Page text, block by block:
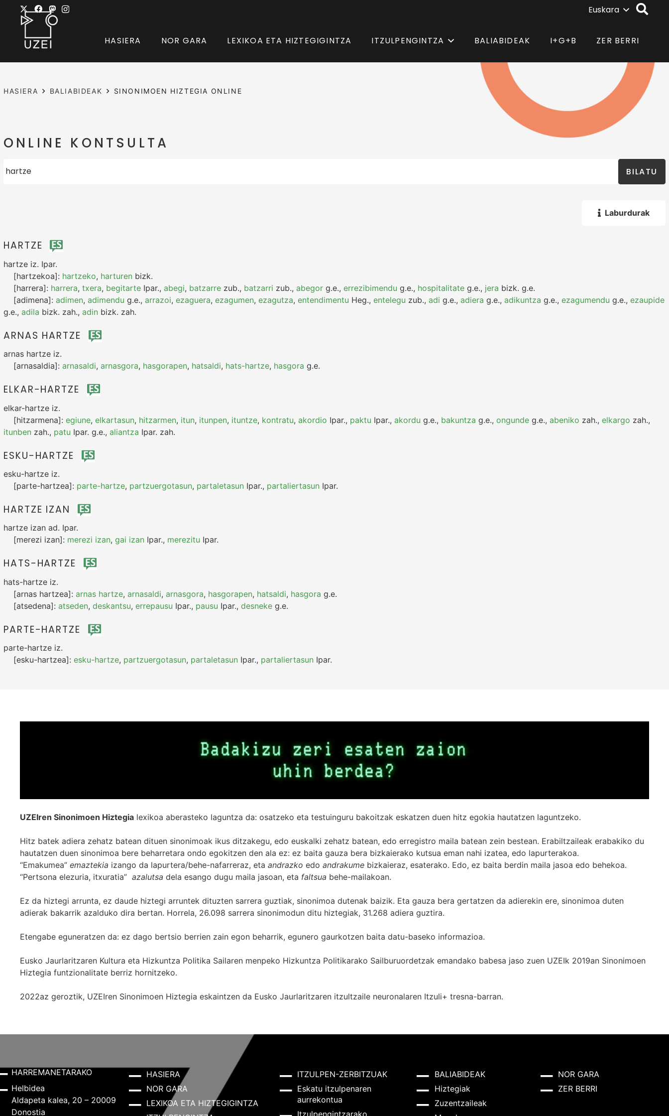
Euskara
HASIERA NOR GARA LEXIKOA ETA HIZTEGIGINTZA ITZULPENGINTZA BALIABIDEAK I+G+B ZER BERRI
HASIERA BALIABIDEAK SINONIMOEN HIZTEGIA ONLINE
ONLINE KONTSULTA
BILATU
Laburdurak
HARTZE
hartze iz. Ipar.
[hartzekoa]: hartzeko, harturen bizk.
[harrera]: harrera, txera, begitarte Ipar., abegi, batzarre zub., batzarri zub., abegor g.e., errezibimendu g.e., hospitalitate g.e., jera bizk. g.e.
[adimena]: adimen, adimendu g.e., arrazoi, ezaguera, ezagumen, ezagutza, entendimentu Heg., entelegu zub., adi g.e., adiera g.e., adikuntza g.e., ezagumendu g.e., ezaupide
g.e., adila bizk. zah., adin bizk. zah.
ARNAS HARTZE
arnas hartze iz.
[arnasaldia]: arnasaldi, arnasgora, hasgorapen, hatsaldi, hats-hartze, hasgora g.e.
ELKAR-HARTZE
elkar-hartze iz.
[hitzarmena]: egiune, elkartasun, hitzarmen, itun, itunpen, ituntze, kontratu, akordio Ipar., paktu Ipar., akordu g.e., bakuntza g.e., ongunde g.e., abeniko zah., elkargo zah.,
itunben zah., patu Ipar. g.e., aliantza Ipar. zah.
ESKU-HARTZE
esku-hartze iz.
[parte-hartzea]: parte-hartze, partzuergotasun, partaletasun Ipar., partaliertasun Ipar.
HARTZE IZAN
hartze izan ad. Ipar.
[merezi izan]: merezi izan, gai izan Ipar., merezitu Ipar.
HATS-HARTZE
hats-hartze iz.
[arnas hartzea]: arnas hartze, arnasaldi, arnasgora, hasgorapen, hatsaldi, hasgora g.e.
[atsedena]: atseden, deskantsu, errepausu Ipar., pausu Ipar., desneke g.e.
PARTE-HARTZE
parte-hartze iz.
[esku-hartzea]: esku-hartze, partzuergotasun, partaletasun Ipar., partaliertasun Ipar.
UZEIren Sinonimoen Hiztegia lexikoa aberasteko laguntza da: osatzeko eta testuinguru bakoitzak eskatzen duen hitz egokia hautatzen laguntzeko.
Hitz batek adiera zehatz batean dituen sinonimoak ikus ditzakegu, edo euskalki zehatz batean, edo erregistro maila batean zein bestean. Erabiltzaileak erabakiko du
hautatzen duen sinonimoa bere beharretara ondo egokitzen den ala ez: ez baita gauza bera bizkaierako kutsua eman nahi izatea, edo lapurterakoa.
“Emakumea” emaztekia izango da lapurtera/behe-nafarreraz, eta andrazko edo andrakume bizkaieraz, esaterako. Edo, ez baita berdin maila jasoa edo behekoa.
“Pertsona elezuria, itxuratia” azalutsa dela esango dugu maila jasoan, eta faltsua behe-mailakoan.
Ez da hiztegi arrunta, ez daude hiztegi arruntek dituzten sarrera guztiak, sinonimoa dutenak baizik. Eta gauza bera gertatzen da adierekin ere, sinonimoa duten
adierak bakarrik azalduko dira bertan. Horrela, 26.098 sarrera sinonimodun ditu hiztegiak, 31.268 adiera guztira.
Etengabe eguneratzen da: ez dago bertsio berrien zain egon beharrik, egunero gaurkotzen baita datu-baseko informazioa.
Eusko Jaurlaritzaren Kultura eta Hizkuntza Politika Sailaren menpeko Hizkuntza Politikarako Sailburuordetzak emandako babesa jaso zuen UZEIk 2019an Sinonimoen
Hiztegia funtzionalitate berriz hornitzeko.
2022az geroztik, UZEIren Sinonimoen Hiztegia eskaintzen da Eusko Jaurlaritzaren itzultzaile neuronalaren Itzuli+ tresna-barran.
HARREMANETARAKO
Helbidea
Aldapeta kalea, 20 – 20009
Donostia
HASIERA
NOR GARA
LEXIKOA ETA HIZTEGIGINTZA
ITZULPEN-ZERBITZUAK
Eskatu itzulpenaren
aurrekontua
BALIABIDEAK
Hiztegiak
Zuzentzaileak
NOR GARA
ZER BERRI